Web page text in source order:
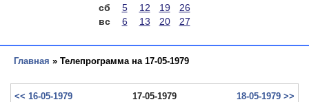
сб
5 12 19
26
вс
6 13 20 27
Главная » Телепрограмма на 17-05-1979
<< 16-05-1979 17-05-1979 18-05-1979 >>